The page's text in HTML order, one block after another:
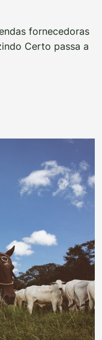
fornecedoras
Certo passa a